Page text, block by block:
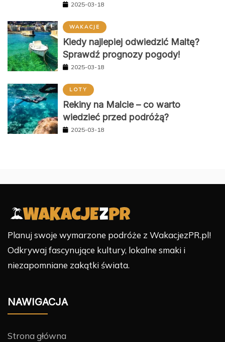
2025-03-18
WAKACJE
Kiedy najlepiej odwiedzić Maltę?
Sprawdź prognozy pogody!
2025-03-18
LOTY
Rekiny na Malcie – co warto
wiedzieć przed podróżą?
2025-03-18
Planuj swoje wymarzone podróże z WakacjezPR.pl!
Odkrywaj fascynujące kultury, lokalne smaki i
niezapomniane zakątki świata.
NAWIGACJA
Strona główna